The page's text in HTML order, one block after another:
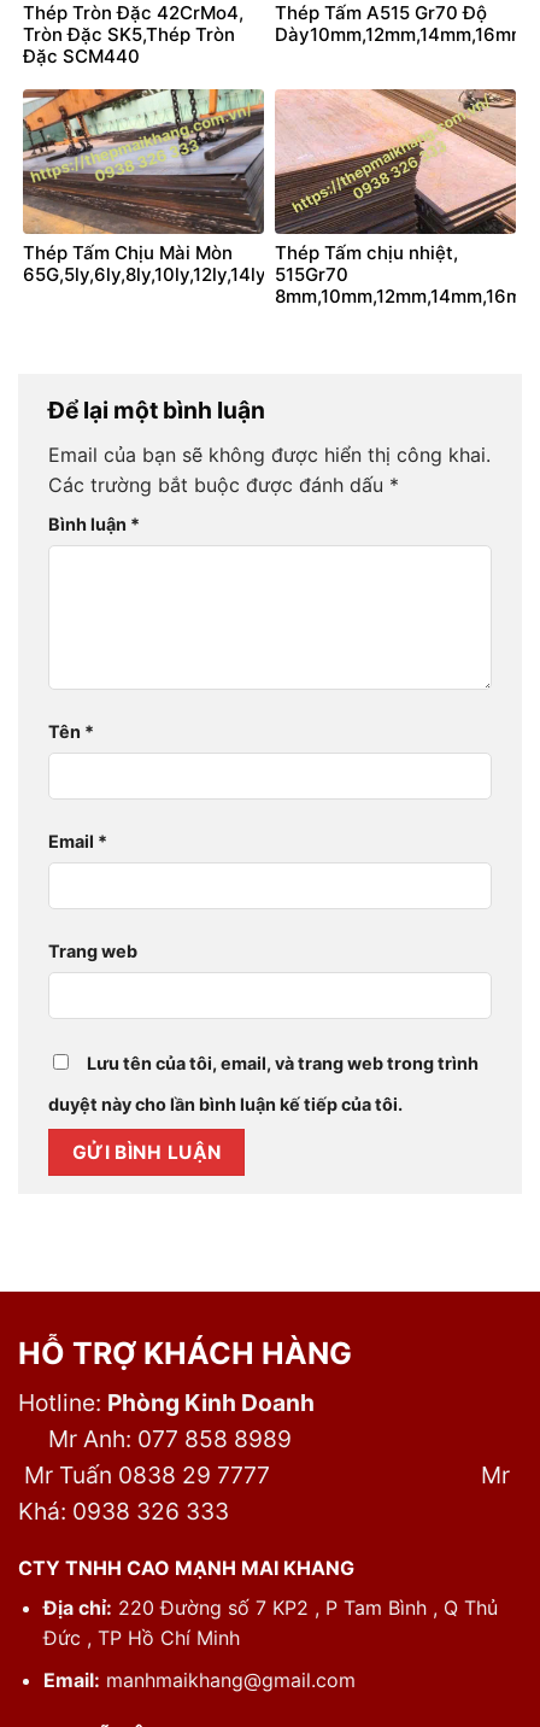
Thép Tròn Đặc 42CrMo4,
Tròn Đặc SK5,Thép Tròn
Đặc SCM440
Thép Tấm A515 Gr70 Độ
Dày10mm,12mm,14mm,16mm
Thép Tấm Chịu Mài Mòn
65G,5ly,6ly,8ly,10ly,12ly,14ly,16ly,18ly,20ly
Thép Tấm chịu nhiệt,
515Gr70
Để lại một bình luận
Email của bạn sẽ không được hiển thị công khai.
Các trường bắt buộc được đánh dấu *
Bình luận *
Tên *
Email *
Trang web
Lưu tên của tôi, email, và trang web trong trình
duyệt này cho lần bình luận kế tiếp của tôi.
HỖ TRỢ KHÁCH HÀNG
Hotline: Phòng Kinh Doanh
Mr Anh: 077 858 8989
Mr Tuấn 0838 29 7777 Mr
Khá: 0938 326 333
CTY TNHH CAO MẠNH MAI KHANG
Địa chỉ: 220 Đường số 7 KP2 , P Tam Bình , Q Thủ
Đức , TP Hồ Chí Minh
Email: manhmaikhang@gmail.com